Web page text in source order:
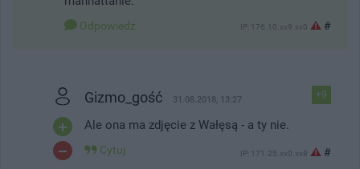
Odpowiedz IP: 176.10.xx9.xx0 #
+9
Gizmo_gość 31.08.2018, 13:27
Ale ona ma zdjęcie z Wałęsą - a ty nie.
Cytuj IP: 171.25.xx0.xx8 #